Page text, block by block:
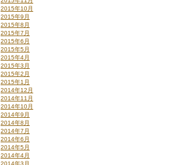
2015年10月
2015年9月
2015年8月
2015年7月
2015年6月
2015年5月
2015年4月
2015年3月
2015年2月
2015年1月
2014年12月
2014年11月
2014年10月
2014年9月
2014年8月
2014年7月
2014年6月
2014年5月
2014年4月
2014年3月